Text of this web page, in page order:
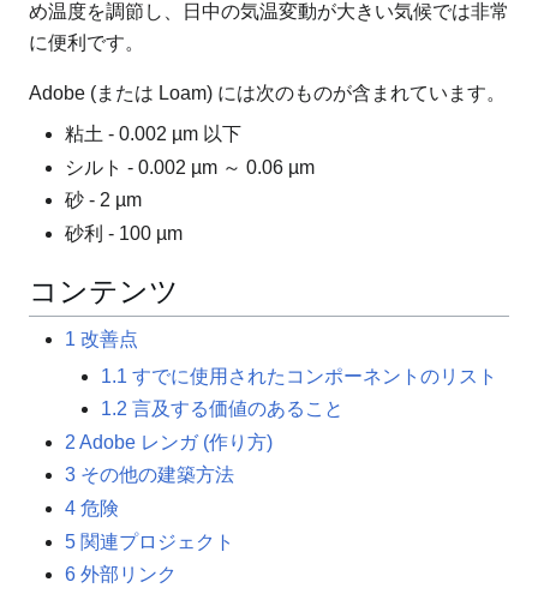
め温度を調節し、日中の気温変動が大きい気候では非常
に便利です。
Adobe (または Loam) には次のものが含まれています。
粘土 - 0.002 µm 以下
シルト - 0.002 µm ～ 0.06 µm
砂 - 2 µm
砂利 - 100 µm
コンテンツ
1 改善点
1.1 すでに使用されたコンポーネントのリスト
1.2 言及する価値のあること
2 Adobe レンガ (作り方)
3 その他の建築方法
4 危険
5 関連プロジェクト
6 外部リンク